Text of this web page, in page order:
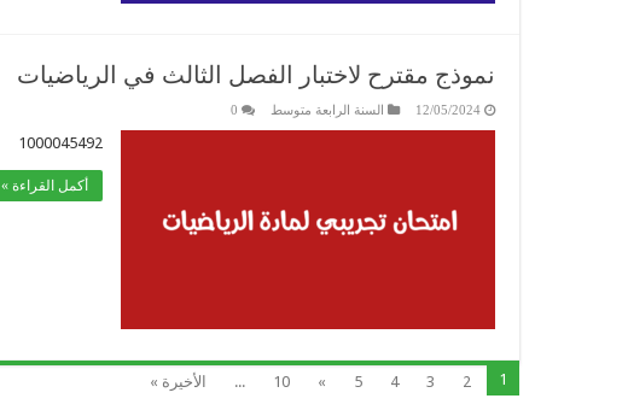
نموذج مقترح لاختبار الفصل الثالث في الرياضيات
12/05/2024 السنة الرابعة متوسط 0
1000045492
أكمل القراءة »
1
2
3
4
5
»
10
... الأخيرة »